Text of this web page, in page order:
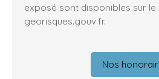
exposé sont disponibles sur le
georisques.gouv.fr.
Nos